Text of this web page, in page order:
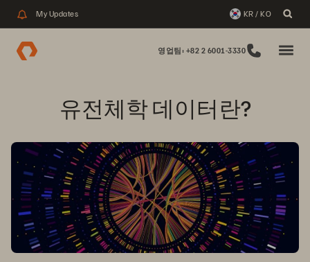
My Updates KR / KO
영업팀: +82 2 6001-3330
유전체학 데이터란?